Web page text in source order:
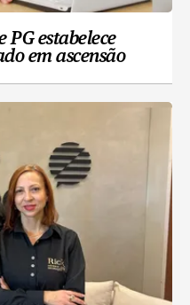
estabelece
em ascensão